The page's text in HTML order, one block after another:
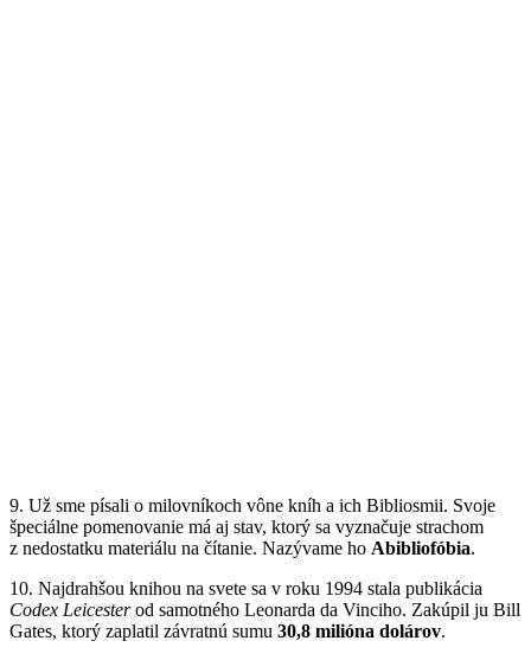
9. Už sme písali o milovníkoch vône kníh a ich Bibliosmii. Svoje
špeciálne pomenovanie má aj stav, ktorý sa vyznačuje strachom
z nedostatku materiálu na čítanie. Nazývame ho Abibliofóbia.
10. Najdrahšou knihou na svete sa v roku 1994 stala publikácia
Codex Leicesterod samotného Leonarda da Vinciho. Zakúpil ju Bill
Gates, ktorý zaplatil závratnú sumu 30,8 milióna dolárov.